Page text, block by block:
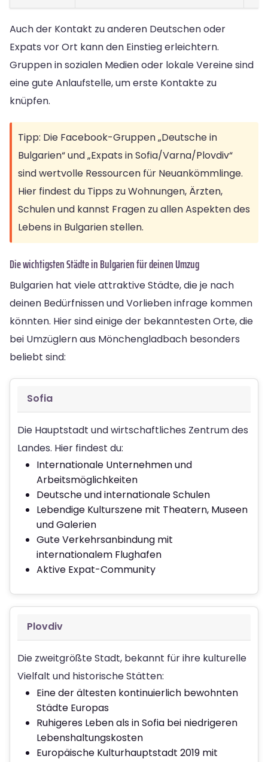
Auch der Kontakt zu anderen Deutschen oder
Expats vor Ort kann den Einstieg erleichtern.
Gruppen in sozialen Medien oder lokale Vereine sind
eine gute Anlaufstelle, um erste Kontakte zu
knüpfen.
Tipp: Die Facebook-Gruppen „Deutsche in
Bulgarien“ und „Expats in Sofia/Varna/Plovdiv“
sind wertvolle Ressourcen für Neuankömmlinge.
Hier findest du Tipps zu Wohnungen, Ärzten,
Schulen und kannst Fragen zu allen Aspekten des
Lebens in Bulgarien stellen.
Die wichtigsten Städte in Bulgarien für deinen Umzug
Bulgarien hat viele attraktive Städte, die je nach
deinen Bedürfnissen und Vorlieben infrage kommen
könnten. Hier sind einige der bekanntesten Orte, die
bei Umzüglern aus Mönchengladbach besonders
beliebt sind:
Sofia
Die Hauptstadt und wirtschaftliches Zentrum des
Landes. Hier findest du:
Internationale Unternehmen und
Arbeitsmöglichkeiten
Deutsche und internationale Schulen
Lebendige Kulturszene mit Theatern, Museen
und Galerien
Gute Verkehrsanbindung mit
internationalem Flughafen
Aktive Expat-Community
Plovdiv
Die zweitgrößte Stadt, bekannt für ihre kulturelle
Vielfalt und historische Stätten:
Eine der ältesten kontinuierlich bewohnten
Städte Europas
Ruhigeres Leben als in Sofia bei niedrigeren
Lebenshaltungskosten
Europäische Kulturhauptstadt 2019 mit